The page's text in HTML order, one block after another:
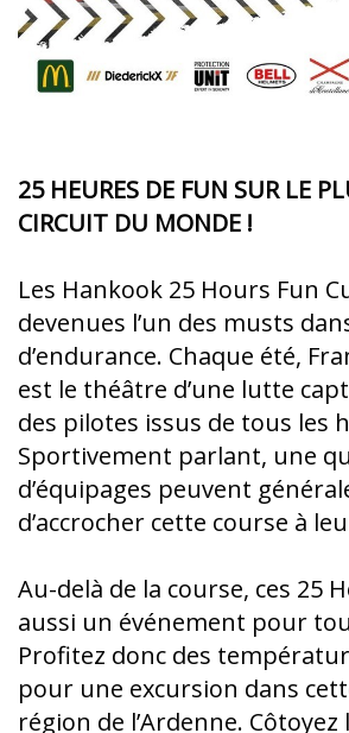
25 HEURES DE FUN SUR LE
CIRCUIT DU MONDE !
Les Hankook 25 Hours Fun
devenues l’un des musts
d’endurance. Chaque été,
est le théâtre d’une lutte
des pilotes issus de tous les
Sportivement parlant, une
d’équipages peuvent
d’accrocher cette course à
Au-delà de la course, ces 25
aussi un événement pour
Profitez donc des
pour une excursion dans
région de l’Ardenne. Côtoyez